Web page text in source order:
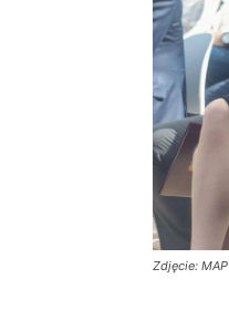
Zdjęcie: MAP